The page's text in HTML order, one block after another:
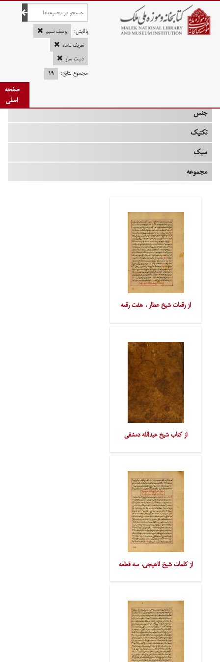
صفحه اصلی
پالایش:
یوسف نسیم
تعریف نشده
دست ساز
مجموع نتایج:
۱۹
صفحه
اصلی
جنس
تکنیک
سبک
مجموعه
از رقعات شیخ عطار ، هفت رقعه
از کتاب شیخ عبدالله دمشقی
از کلمات شیخ لاهیجی، سه قطعه